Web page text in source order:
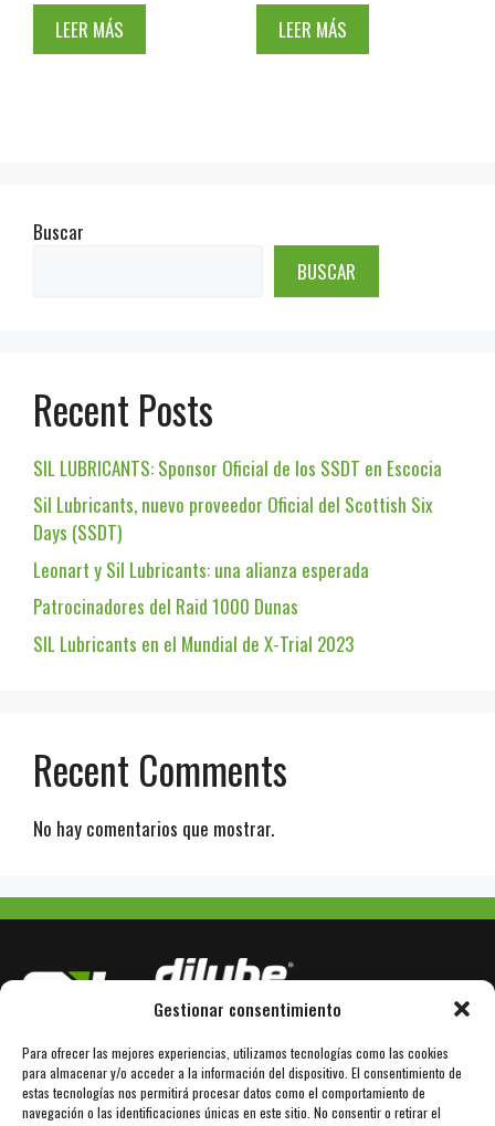
Gestionar consentimiento
Para ofrecer las mejores experiencias, utilizamos tecnologías como las cookies
para almacenar y/o acceder a la información del dispositivo. El consentimiento de
estas tecnologías nos permitirá procesar datos como el comportamiento de
navegación o las identificaciones únicas en este sitio. No consentir o retirar el
LEER MÁS LEER MÁS
Buscar
BUSCAR
Recent Posts
SIL LUBRICANTS: Sponsor Oficial de los SSDT en Escocia
Sil Lubricants, nuevo proveedor Oficial del Scottish Six
Days (SSDT)
Leonart y Sil Lubricants: una alianza esperada
Patrocinadores del Raid 1000 Dunas
SIL Lubricants en el Mundial de X-Trial 2023
Recent Comments
No hay comentarios que mostrar.
Avda. Bertrán Güell 78
E-08850 Gavà / Barcelona
+34 936 110 101
www.dilube.com